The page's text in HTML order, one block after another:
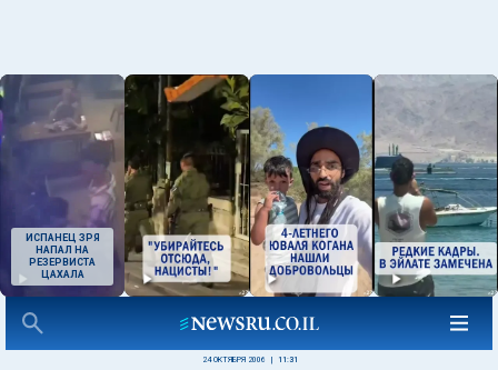
ИСПАНЕЦ ЗРЯ
НАПАЛ НА
РЕЗЕРВИСТА
ЦАХАЛА
24 ОКТЯБРЯ 2006 11:31